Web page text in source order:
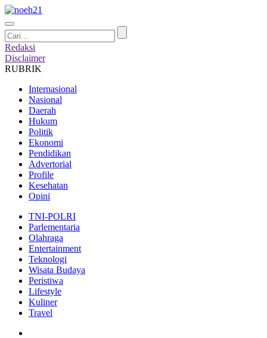
Redaksi
Disclaimer
RUBRIK
Internasional
Nasional
Daerah
Hukum
Politik
Ekonomi
Pendidikan
Advertorial
Profile
Kesehatan
Opini
TNI-POLRI
Parlementaria
Olahraga
Entertainment
Teknologi
Wisata Budaya
Peristiwa
Lifestyle
Kuliner
Travel